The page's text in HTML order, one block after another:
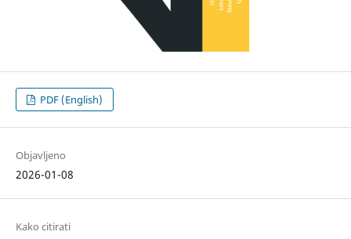
PDF (English)
Objavljeno
2026-01-08
Kako citirati